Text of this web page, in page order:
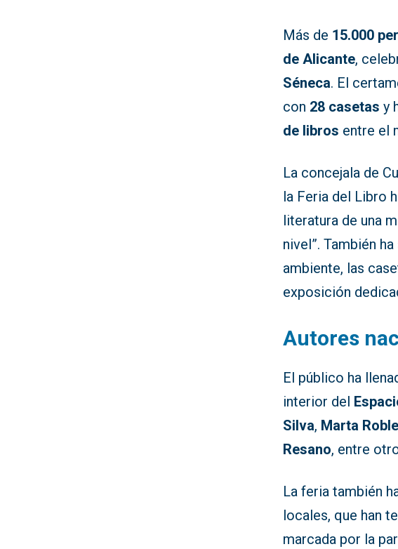
Más de 15.000
de Alicante,
Séneca. El
con 28 casetas y
de libros entre el
La concejala de
la Feria del Libro
literatura de una
nivel”. También
ambiente, las
exposición
Autores
El público ha
interior del
Silva, Marta
Resano, entre
La feria también
locales, que han
marcada por la